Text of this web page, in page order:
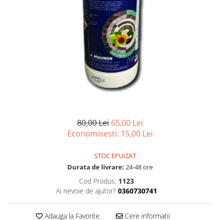
Conductori gard electric
Izolatori si accesorii gard electric
Panouri solare si baterii
Articole pentru vinificatie
Densimetre si refractometre
Substante vinificatie
Ceaune, vase din fonta, cutite
profesionale si arzatoare
Ceaune si accesorii
macelarie
80,00 Lei 65,00 Lei
Economisesti: 15,00 Lei
STOC EPUIZAT
Durata de livrare: 24-48 ore
Cod Produs: 1123
Ai nevoie de ajutor? 0360730741
Adauga la Favorite Cere informatii